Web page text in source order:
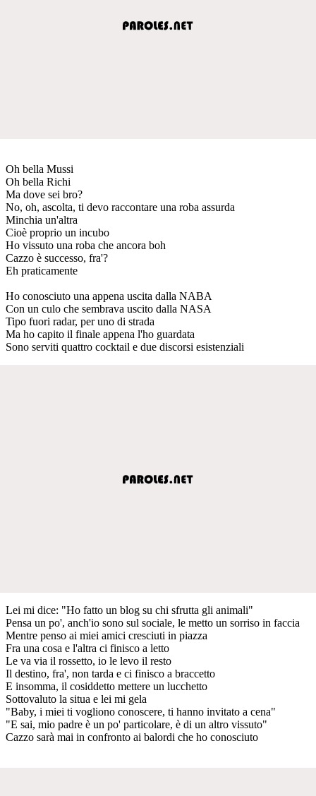
Oh bella Mussi
Oh bella Richi
Ma dove sei bro?
No, oh, ascolta, ti devo raccontare una roba assurda
Minchia un'altra
Cioè proprio un incubo
Ho vissuto una roba che ancora boh
Cazzo è successo, fra'?
Eh praticamente
Ho conosciuto una appena uscita dalla NABA
Con un culo che sembrava uscito dalla NASA
Tipo fuori radar, per uno di strada
Ma ho capito il finale appena l'ho guardata
Sono serviti quattro cocktail e due discorsi esistenziali
Lei mi dice: "Ho fatto un blog su chi sfrutta gli animali"
Pensa un po', anch'io sono sul sociale, le metto un sorriso in faccia
Mentre penso ai miei amici cresciuti in piazza
Fra una cosa e l'altra ci finisco a letto
Le va via il rossetto, io le levo il resto
Il destino, fra', non tarda e ci finisco a braccetto
E insomma, il cosiddetto mettere un lucchetto
Sottovaluto la situa e lei mi gela
"Baby, i miei ti vogliono conoscere, ti hanno invitato a cena"
"E sai, mio padre è un po' particolare, è di un altro vissuto"
Cazzo sarà mai in confronto ai balordi che ho conosciuto